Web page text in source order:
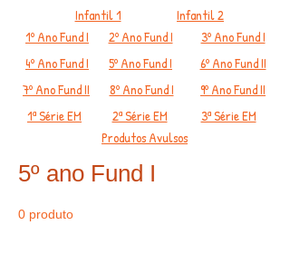
Infantil 1
Infantil 2
1º Ano Fund I
2º Ano Fund I
3º Ano Fund I
4º Ano Fund I
5º Ano Fund I
6º Ano Fund II
7º Ano Fund II
8º Ano Fund I
9º Ano Fund II
1ª Série EM
2ª Série EM 3ª Série EM
5º ano Fund I
0 produto
Produtos Avulsos